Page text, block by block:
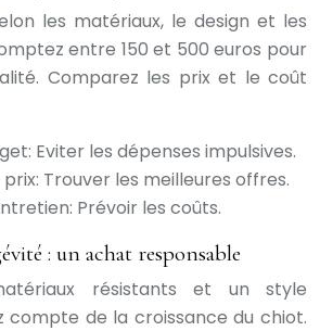
les matériaux, le design et les
entre 150 et 500 euros pour
Comparez les prix et le coût
Eviter les dépenses impulsives.
Trouver les meilleures offres.
Prévoir les coûts.
: un achat responsable
résistants et un style
compte de la croissance du chiot.